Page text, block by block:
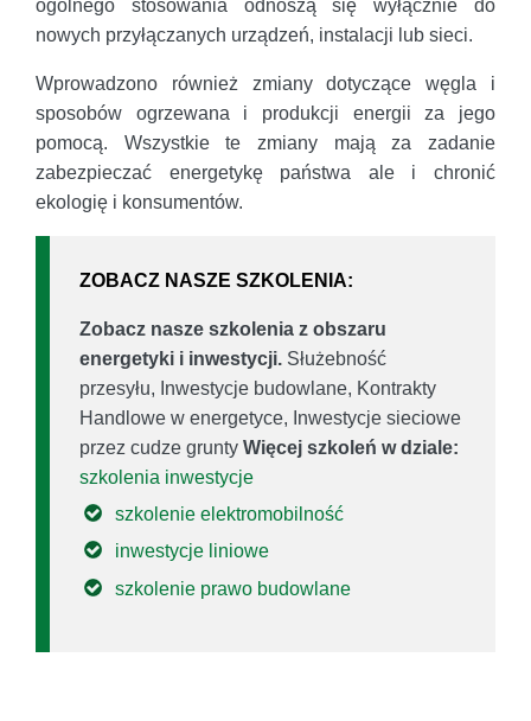
ogólnego stosowania odnoszą się wyłącznie do
nowych przyłączanych urządzeń, instalacji lub sieci.
Wprowadzono również zmiany dotyczące węgla i
sposobów ogrzewana i produkcji energii za jego
pomocą. Wszystkie te zmiany mają za zadanie
zabezpieczać energetykę państwa ale i chronić
ekologię i konsumentów.
ZOBACZ NASZE SZKOLENIA:
Zobacz nasze szkolenia z obszaru
energetyki i inwestycji. Służebność
przesyłu, Inwestycje budowlane, Kontrakty
Handlowe w energetyce, Inwestycje sieciowe
przez cudze grunty Więcej szkoleń w dziale:
szkolenia inwestycje
szkolenie elektromobilność
inwestycje liniowe
szkolenie prawo budowlane